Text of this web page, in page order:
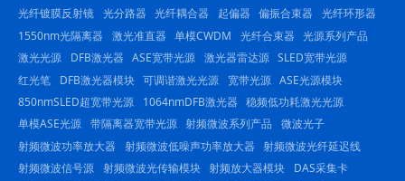
光纤镀膜反射镜 光分路器 光纤耦合器 起偏器 偏振合束器
光纤环形器
1550nm光隔离器
激光准直器 单模CWDM 光纤合束器
光源系列产品
激光光源
DFB激光器 ASE宽带光源 激光器雷达源 SLED宽带光源
红光笔
DFB激光器模块 可调谐激光光源 宽带光源 ASE光源模块
850nmSLED超宽带光源
1064nmDFB激光器 稳频低功耗激光光源
单模ASE光源 带隔离器宽带光源 射频微波系列产品
微波光子
射频微波功率放大器
射频微波低噪声功率放大器 射频微波光纤延迟线
射频微波信号源 射频微波光传输模块 射频放大器模块
DAS采集卡